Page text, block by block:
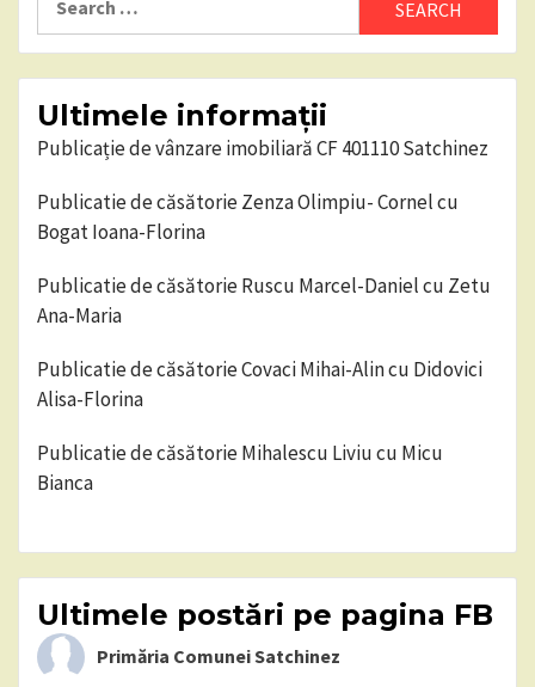
Ultimele informații
Publicație de vânzare imobiliară CF 401110 Satchinez
Publicatie de căsătorie Zenza Olimpiu- Cornel cu
Bogat Ioana-Florina
Publicatie de căsătorie Ruscu Marcel-Daniel cu Zetu
Ana-Maria
Publicatie de căsătorie Covaci Mihai-Alin cu Didovici
Alisa-Florina
Publicatie de căsătorie Mihalescu Liviu cu Micu
Bianca
Ultimele postări pe pagina FB
Primăria Comunei Satchinez